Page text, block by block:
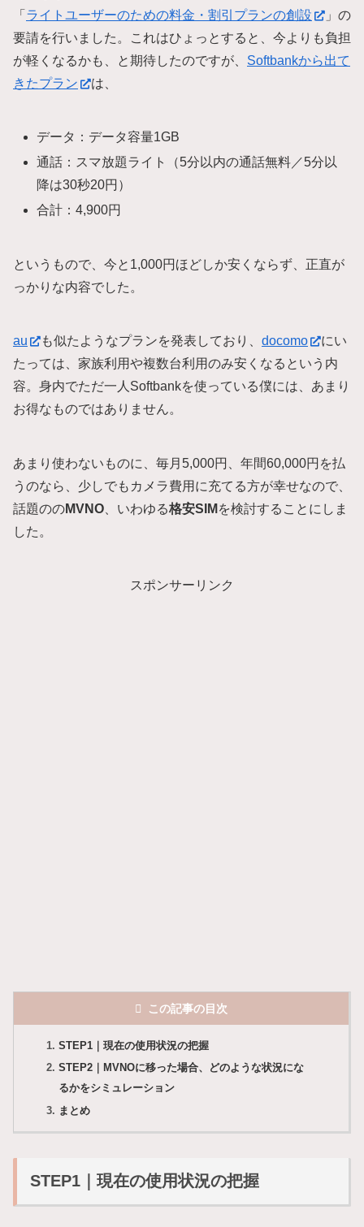
「 ライトユーザーのための料金・割引プランの創設
」の
要請を行いました。これはひょっとすると、今よりも負担
が軽くなるかも、と期待したのですが、 Softbankから出て
きたプラン
は、
データ：データ容量1GB
通話：スマ放題ライト（5分以内の通話無料／5分以
降は30秒20円）
合計：4,900円
というもので、今と1,000円ほどしか安くならず、正直が
っかりな内容でした。
au も似たようなプランを発表しており、 docomo
にい
たっては、家族利用や複数台利用のみ安くなるという内
容。身内でただ一人Softbankを使っている僕には、あまり
お得なものではありません。
あまり使わないものに、毎月5,000円、年間60,000円を払
うのなら、少しでもカメラ費用に充てる方が幸せなので、
話題ののMVNO 、いわゆる格安SIM を検討することにしま
した。
スポンサーリンク
この記事の目次
STEP1｜現在の使用状況の把握
STEP2｜MVNOに移った場合、どのような状況にな
るかをシミュレーション
まとめ
STEP1｜現在の使用状況の把握